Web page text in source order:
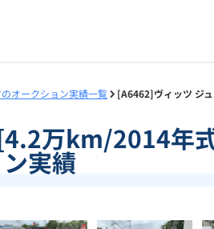
オークション実績一覧 [A6462]ヴィッツ ジ
万km/2014年
ン実績